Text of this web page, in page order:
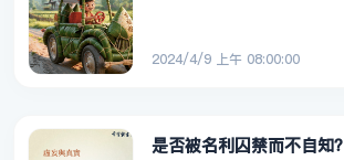
2024/4/9 上午 08:00:00
是否被名利囚禁而不自知？